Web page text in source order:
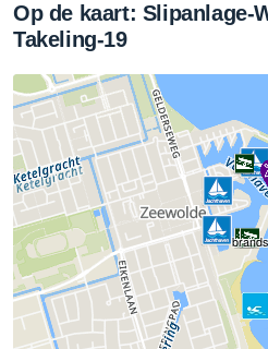
Op de kaart: Slipanlage-
Takeling-19